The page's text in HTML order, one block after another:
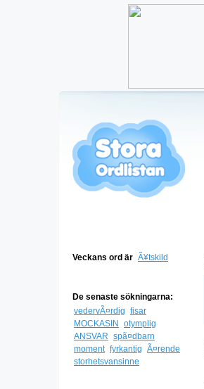
Veckans ord är Ã¥tskild
De senaste sökningarna:
vedervÃ¤rdig fisar
MOCKASIN
otymplig
ANSVAR spã¤dbarn
moment fyrkantig Ã¤rende
storhetsvansinne